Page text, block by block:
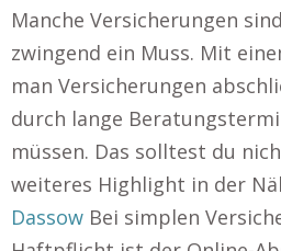
Manche Versicherungen
zwingend ein Muss. Mit
man Versicherungen
durch lange
müssen. Das solltest du
weiteres Highlight in der
Dassow Bei simplen